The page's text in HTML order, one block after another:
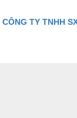
CÔNG TY TNHH